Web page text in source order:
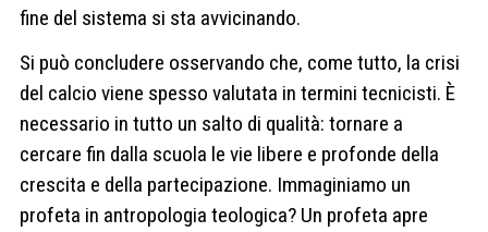
fine del sistema si sta avvicinando.
Si può concludere osservando che, come tutto, la crisi
del calcio viene spesso valutata in termini tecnicisti. È
necessario in tutto un salto di qualità: tornare a
cercare fin dalla scuola le vie libere e profonde della
crescita e della partecipazione. Immaginiamo un
profeta in antropologia teologica? Un profeta apre